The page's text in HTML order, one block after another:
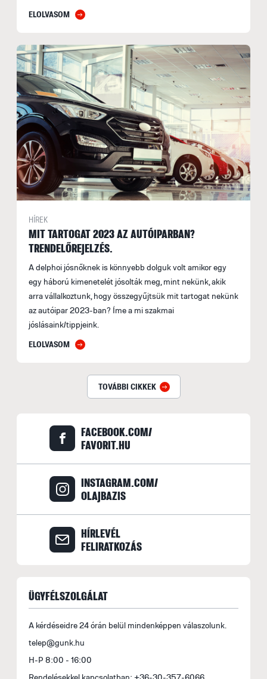
ELOLVASOM
HÍREK
MIT TARTOGAT 2023 AZ AUTÓIPARBAN?
TRENDELŐREJELZÉS.
A delphoi jósnőknek is könnyebb dolguk volt amikor egy
egy háború kimenetelét jósolták meg, mint nekünk, akik
arra vállalkoztunk, hogy összegyűjtsük mit tartogat nekünk
az autóipar 2023-ban? Íme a mi szakmai
jóslásaink/tippjeink.
ELOLVASOM
TOVÁBBI CIKKEK
FACEBOOK.COM/
FAVORIT.HU
INSTAGRAM.COM/
OLAJBAZIS
HÍRLEVÉL
FELIRATKOZÁS
ÜGYFÉLSZOLGÁLAT
A kérdéseidre 24 órán belül mindenképpen válaszolunk.
telep@gunk.hu
H-P 8:00 - 16:00
Rendelésekkel kapcsolatban: +36-30-357-6066,